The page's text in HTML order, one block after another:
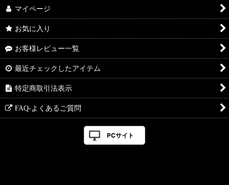
マイページ
お気に入り
お客様レビュー一覧
最近チェックしたアイテム
特定商取引法表示
FAQ-よくあるご質問
PCサイト